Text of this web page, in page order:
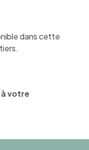
dans cette
votre